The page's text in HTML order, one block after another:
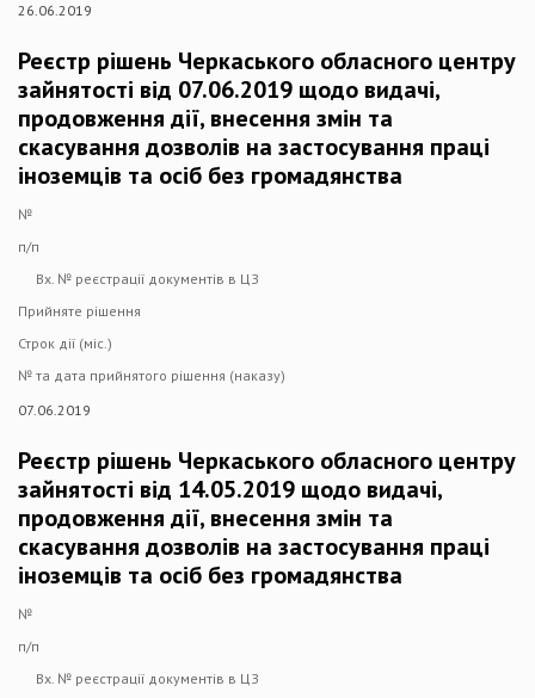
26.06.2019
Реєстр рішень Черкаського обласного центру
зайнятості від 07.06.2019 щодо видачі,
продовження дії, внесення змін та
скасування дозволів на застосування праці
іноземців та осіб без громадянства
№
п/п
Вх. № реєстрації документів в ЦЗ
Прийняте рішення
Строк дії (міс.)
№ та дата прийнятого рішення (наказу)
07.06.2019
Реєстр рішень Черкаського обласного центру
зайнятості від 14.05.2019 щодо видачі,
продовження дії, внесення змін та
скасування дозволів на застосування праці
іноземців та осіб без громадянства
№
п/п
Вх. № реєстрації документів в ЦЗ